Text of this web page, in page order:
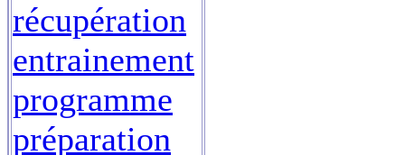
récupération
entrainement
programme
préparation